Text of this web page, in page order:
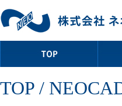
TOP /